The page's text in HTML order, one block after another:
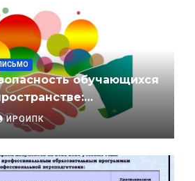
обучающихся
влиянию и
экстремистскую
ИРОИПК